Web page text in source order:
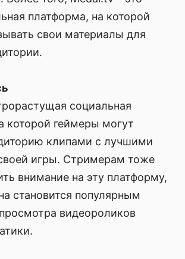
платформа, на которой
свои материалы для
социальная
которой геймеры могут
клипами с лучшими
игры. Стримерам тоже
внимание на эту платформу,
становится популярным
видеороликов